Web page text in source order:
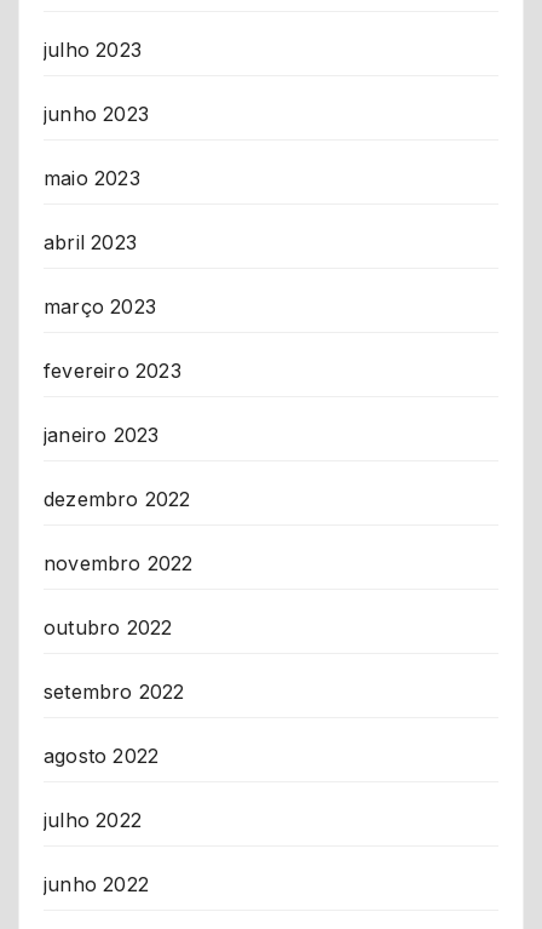
julho 2023
junho 2023
maio 2023
abril 2023
março 2023
fevereiro 2023
janeiro 2023
dezembro 2022
novembro 2022
outubro 2022
setembro 2022
agosto 2022
julho 2022
junho 2022